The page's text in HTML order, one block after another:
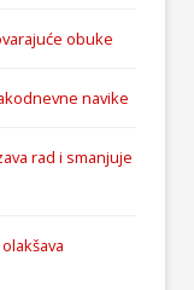
obuke
navike
rad i smanjuje